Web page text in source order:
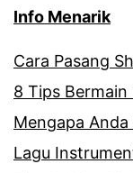
Info Menarik
Cara Pasang
8 Tips
Mengapa
Lagu